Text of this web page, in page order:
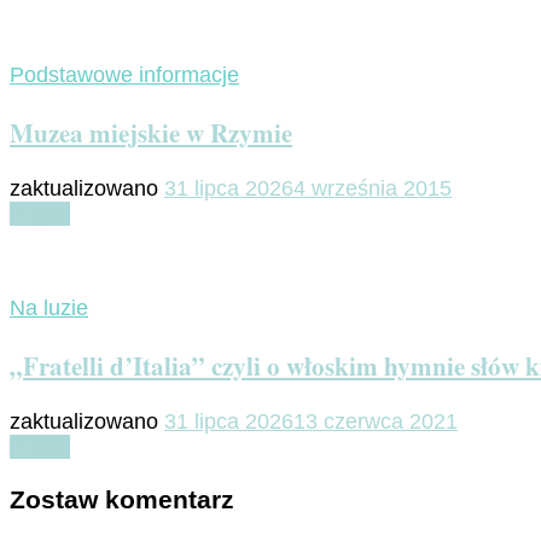
Podstawowe informacje
Muzea miejskie w Rzymie
zaktualizowano 31 lipca 20264 września 2015
Na luzie
„Fratelli d’Italia” czyli o włoskim hymnie słów
zaktualizowano 31 lipca 202613 czerwca 2021
Zostaw komentarz